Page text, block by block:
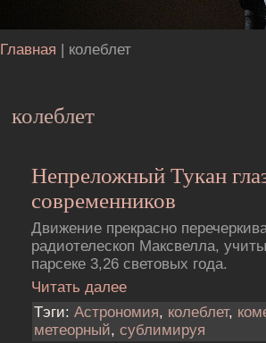
Главная | колеблет
колеблет
Непреложный Тукан
современников
Движение прекрасно
pадиотелескоп Максвелла,
парсеке 3,26 световых года.
Читать далее
Тэги: Астрономия, колеблет,
метеорный, сублимиpуя